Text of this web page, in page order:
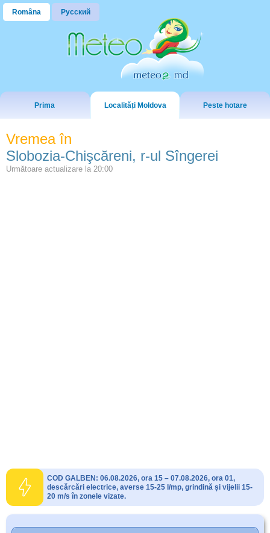
Româna Русский
Prima Localități Moldova Peste hotare
Vremea în
Slobozia-Chişcăreni, r-ul Sîngerei
Următoare actualizare la 20:00
COD GALBEN: 06.08.2026, ora 15 – 07.08.2026, ora 01,
descărcări electrice, averse 15-25 l/mp, grindină și vijelii 15-
20 m/s în zonele vizate.